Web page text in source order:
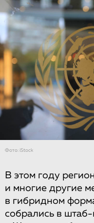
Фото: iStock
В этом году
и многие другие
в гибридном
собрались в